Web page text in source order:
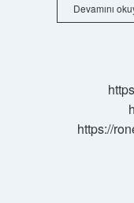
Devamını
https://